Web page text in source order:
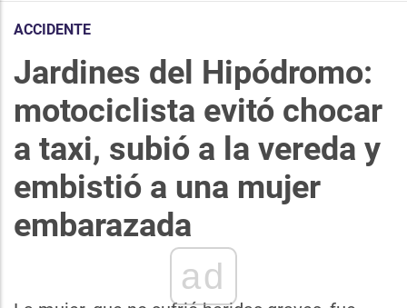
ACCIDENTE
Jardines del Hipódromo:
motociclista evitó chocar
a taxi, subió a la vereda y
embistió a una mujer
embarazada
ad